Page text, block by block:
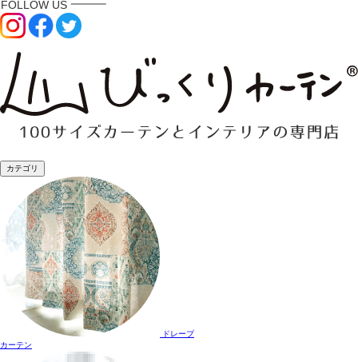
カテゴリ
ドレープ
カーテン